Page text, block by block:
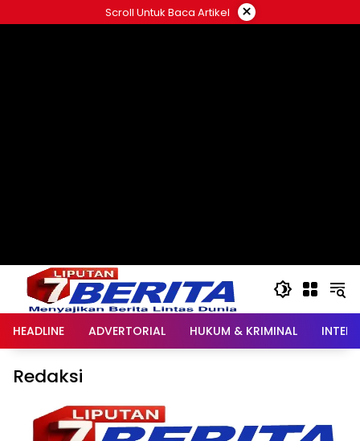
ke
Scroll Untuk Baca Artikel ×
HEADLINE ADVERTORIAL HUKUM & KRIMINAL
Redaksi